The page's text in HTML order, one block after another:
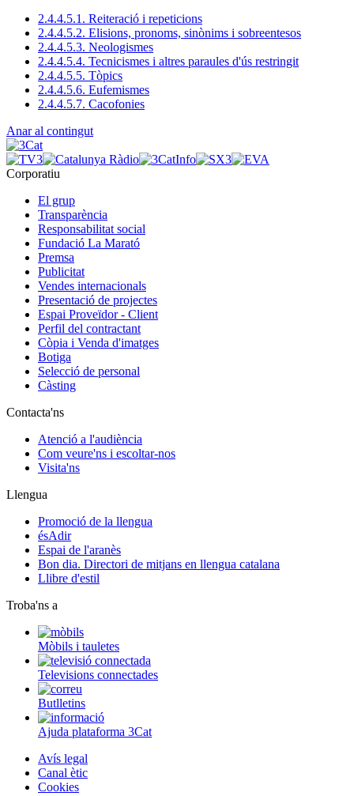
2.4.4.5.1. Reiteració i repeticions
2.4.4.5.2. Elisions, pronoms, sinònims i sobreentesos
2.4.4.5.3. Neologismes
2.4.4.5.4. Tecnicismes i altres paraules d'ús restringit
2.4.4.5.5. Tòpics
2.4.4.5.6. Eufemismes
2.4.4.5.7. Cacofonies
Anar al contingut
Corporatiu
El grup
Transparència
Responsabilitat social
Fundació La Marató
Premsa
Publicitat
Vendes internacionals
Presentació de projectes
Espai Proveïdor - Client
Perfil del contractant
Còpia i Venda d'imatges
Botiga
Selecció de personal
Càsting
Contacta'ns
Atenció a l'audiència
Com veure'ns i escoltar-nos
Visita'ns
Llengua
Promoció de la llengua
ésAdir
Espai de l'aranès
Bon dia. Directori de mitjans en llengua catalana
Llibre d'estil
Troba'ns a
Mòbils i tauletes
Televisions connectades
Butlletins
Ajuda plataforma 3Cat
Avís legal
Canal ètic
Cookies